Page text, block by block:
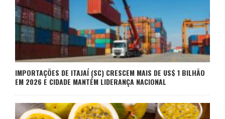
IMPORTAÇÕES DE ITAJAÍ (SC) CRESCEM MAIS DE US$ 1 BILHÃO
EM 2026 E CIDADE MANTÉM LIDERANÇA NACIONAL